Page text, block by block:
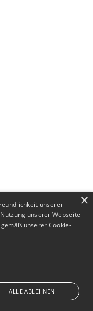
×
unserer
unserer Webseite
unserer Cookie-
ALLE ABLEHNEN